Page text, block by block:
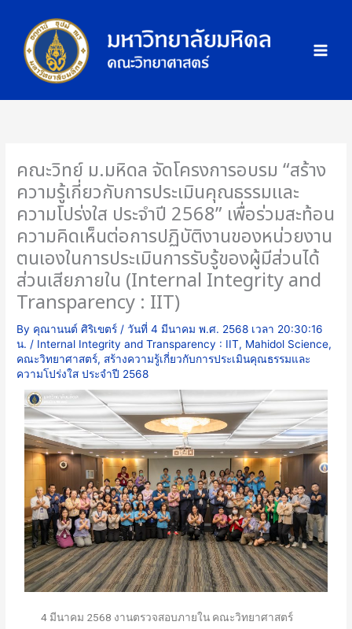
content
คณะวิทย์ ม.มหิดล จัดโครงการอบรม “สร้าง
ความรู้เกี่ยวกับการประเมินคุณธรรมและ
ความโปร่งใส ประจำปี 2568” เพื่อร่วมสะท้อน
ความคิดเห็นต่อการปฏิบัติงานของหน่วยงาน
ตนเองในการประเมินการรับรู้ของผู้มีส่วนได้
ส่วนเสียภายใน (Internal Integrity and
Transparency : IIT)
By คุณานนต์ ศิริเขตร์ /วันที่ 4 มีนาคม พ.ศ. 2568 เวลา 20:30:16
น. / Internal Integrity and Transparency : IIT, Mahidol Science,
คณะวิทยาศาสตร์, สร้างความรู้เกี่ยวกับการประเมินคุณธรรมและ
ความโปร่งใส ประจำปี 2568
4 มีนาคม 2568 งานตรวจสอบภายใน คณะวิทยาศาสตร์
ม